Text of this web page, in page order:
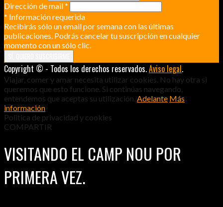
Dirección de mail*
* Información requerida
Recibirás sólo un email por semana con las últimas
publicaciones. Podrás cancelar tu suscripción en cualquier
momento con un sólo clic.
Copyright © - Todos los derechos reservados.Aviso legal.
Viajar, comer y amar necesita utilizar cookies. No hay otra si
queremos que esto funcione. Si continúas navegando,
entendemos que aceptas su utilización. Adelante Más
información
Politica de privacidad y cookies
COMPARTIR
VISITANDO EL CAMP NOU POR
PRIMERA VEZ.